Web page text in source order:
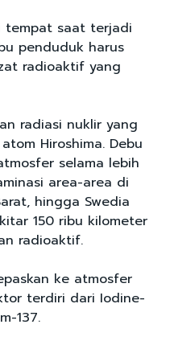
tempat saat terjadi
penduduk harus
radioaktif yang
radiasi nuklir yang
Hiroshima. Debu
selama lebih
area-area di
hingga Swedia
150 ribu kilometer
radioaktif.
ke atmosfer
terdiri dari Iodine-
137.